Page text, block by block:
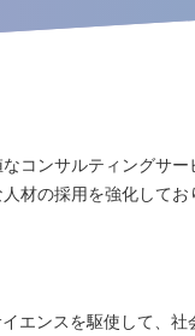
コンサルティングサー
材の採用を強化してお
エンスを駆使して、